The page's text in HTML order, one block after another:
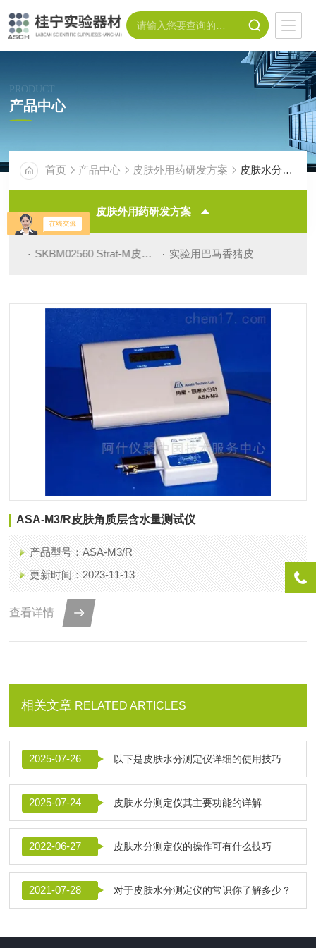
PRODUCT
产品中心
首页 产品中心 皮肤外用药研发方案 皮肤水分测定仪
皮肤外用药研发方案
SKBM02560 Strat-M皮肤模型 实验用巴马香猪皮
ASA-M3/R皮肤角质层含水量测试仪
产品型号：ASA-M3/R
更新时间：2023-11-13
查看详情
相关文章 RELATED ARTICLES
2025-07-26 以下是皮肤水分测定仪详细的使用技巧
2025-07-24 皮肤水分测定仪其主要功能的详解
2022-06-27 皮肤水分测定仪的操作可有什么技巧
2021-07-28 对于皮肤水分测定仪的常识你了解多少？